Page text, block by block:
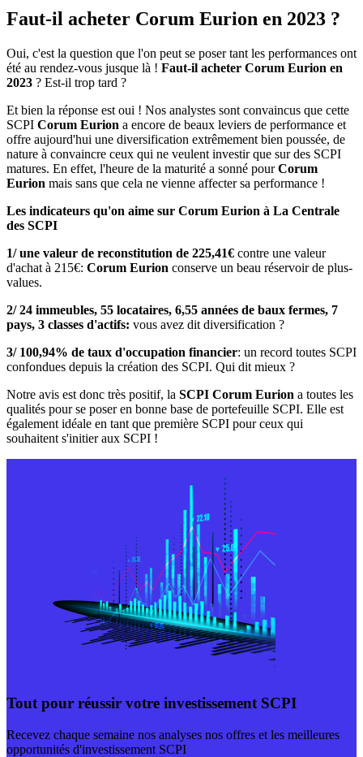
Faut-il acheter Corum Eurion en 2023 ?
Oui, c'est la question que l'on peut se poser tant les performances ont
été au rendez-vous jusque là ! Faut-il acheter Corum Eurion en
2023 ? Est-il trop tard ?
Et bien la réponse est oui ! Nos analystes sont convaincus que cette
SCPI Corum Eurion a encore de beaux leviers de performance et
offre aujourd'hui une diversification extrêmement bien poussée, de
nature à convaincre ceux qui ne veulent investir que sur des SCPI
matures. En effet, l'heure de la maturité a sonné pourCorum
Eurion mais sans que cela ne vienne affecter sa performance !
Les indicateurs qu'on aime sur Corum Eurion à La Centrale
des SCPI
1/ une valeur de reconstitution de 225,41€ contre une valeur
d'achat à 215€: Corum Eurion conserve un beau réservoir de plus-
values.
2/ 24 immeubles, 55 locataires, 6,55 années de baux fermes, 7
pays, 3 classes d'actifs: vous avez dit diversification ?
3/ 100,94% de taux d'occupation financier: un record toutes SCPI
confondues depuis la création des SCPI. Qui dit mieux ?
Notre avis est donc très positif, la SCPI Corum Eurion a toutes les
qualités pour se poser en bonne base de portefeuille SCPI. Elle est
également idéale en tant que première SCPI pour ceux qui
souhaitent s'initier aux SCPI !
Tout pour réussir votre investissement SCPI
Recevez chaque semaine nos analyses nos offres et les meilleures
opportunités d'investissement SCPI